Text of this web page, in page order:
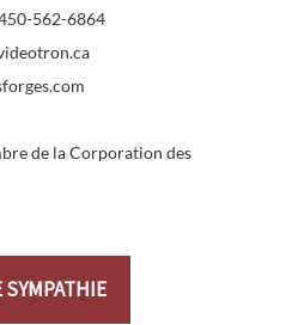
562-6864
de la Corporation des
SYMPATHIE